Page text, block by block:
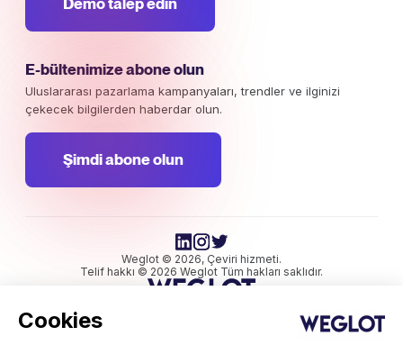
Cookies
E-bültenimize abone olun
Uluslararası pazarlama kampanyaları, trendler ve ilginizi
çekecek bilgilerden haberdar olun.
Şimdi abone olun
Weglot © 2026, Çeviri hizmeti.
Telif hakkı © 2026 Weglot Tüm hakları saklıdır.